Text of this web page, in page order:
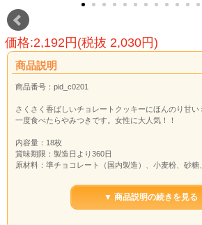
価格:2,192円(税抜 2,030円)
商品説明
商品番号：pid_c0201
さくさく香ばしいチョレートクッキーにほんのり甘い
一度食べたらやみつきです。女性に大人気！！
内容量：18枚
賞味期限：製造日より360日
原材料：準チョコレート（国内製造）、小麦粉、砂糖
ターオイル、その他）、油脂加工食品／乳化剤、膨張
ロチノイド色素、（一部に小麦・卵・乳成分・大豆を
特定原材料等：小麦・卵・乳成分・大豆
▼ 商品説明の続きを見る